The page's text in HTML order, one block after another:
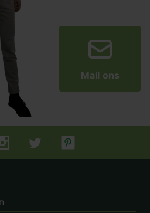
Mail ons
op Facebookop Instagram
Tuincentrum.nl op Twitter
Tuincentrum.nl op